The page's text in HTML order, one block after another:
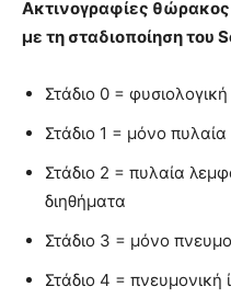
Ακτινογραφίες
με τη σταδιοποίηση του
Στάδιο 0 = φυσιολογική
Στάδιο 1 = μόνο
Στάδιο 2 = πυλαία
διηθήματα
Στάδιο 3 = μόνο
Στάδιο 4 = πνευμονική